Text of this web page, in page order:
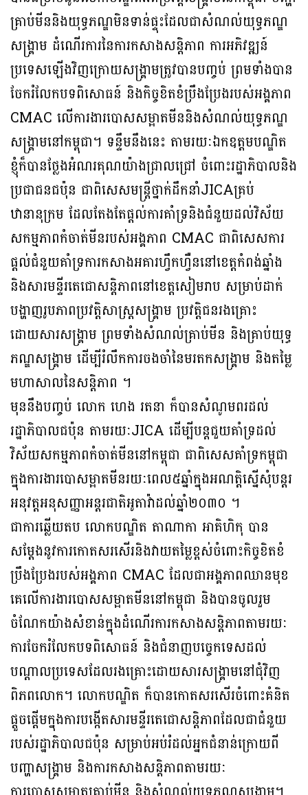
គ្រាប់មីននិងយុទ្ធភណ្ឌមិនទាន់ផ្ទុះដែលជាសំណល់យុទ្ធភណ្ឌ
សង្គ្រាម ដំណើរការនៃការកសាងសន្តិភាព ការអភិវឌ្ឍន៍
ប្រទេសឡើងវិញក្រោយសង្គ្រាមត្រូវបានបញ្ចប់ ព្រមទាំងបាន
ចែករំលែកបទពិសោធន៍ និងកិច្ចខិតខំប្រឹងប្រែងរបស់អង្គភាព
CMAC លើការងារបោសសម្អាតមីននិងសំណល់យុទ្ធភណ្ឌ
សង្គ្រាមនៅកម្ពុជា។ ទន្ទឹមនឹងនេះ តាមរយៈឯកឧត្តមបណ្ឌិត
ខ្ញុំក៏បានថ្លែងអំណរគុណយ៉ាងជ្រាលជ្រៅ ចំពោះរដ្ឋាភិបាលនិង
ប្រជាជនជប៉ុន ជាពិសេសមន្ត្រីថ្នាក់ដឹកនាំJICAគ្រប់
ឋានានុក្រម ដែលតែងតែផ្ដល់ការគាំទ្រនិងជំនួយដល់វិស័យ
សកម្មភាពកំចាត់មីនរបស់អង្គភាព CMAC ជាពិសេសការ
ផ្ដល់ជំនួយគាំទ្រការកសាងអគារហ្វឹកហ្វឺននៅខេត្តកំពង់ឆ្នាំង
និងសារមន្ទីរតេជោសន្ដិភាពនៅខេត្តសៀមរាប សម្រាប់ដាក់
បង្ហាញរូបភាពប្រវត្តិសាស្ត្រសង្គ្រាម ប្រវត្តិជនរងគ្រោះ
ដោយសារសង្គ្រាម ព្រមទាំងសំណល់គ្រាប់មីន និងគ្រាប់យុទ្ធ
ភណ្ឌសង្គ្រាម ដើម្បីរំលឹកការចងចាំនៃមរតកសង្គ្រាម និងតម្លៃ
មហាសាលនៃសន្តិភាព ។
មុននឹងបញ្ចប់ លោក ហេង រតនា ក៏បានសំណូមពរដល់
រដ្ឋាភិបាលជប៉ុន តាមរយៈJICA ដើម្បីបន្ដជួយគាំទ្រដល់
វិស័យសកម្មភាពកំចាត់មីននៅកម្ពុជា ជាពិសេសគាំទ្រកម្ពុជា
ក្នុងការងារបោសម្អាតមីនរយៈពេល៥ឆ្នាំក្នុងអណត្តិស្នើសុំបន្តរ
អនុវត្តអនុសញ្ញាអន្ដរជាតិអូតាវ៉ាដល់ឆ្នាំ២០៣០ ។
ជាការឆ្លើយតប លោកបណ្ឌិត តាណាកា អាគិហិកុ បាន
សម្តែងនូវការកោតសរសើរនិងវាយតម្លៃខ្ពស់ចំពោះកិច្ចខិតខំ
ប្រឹងប្រែងរបស់អង្គភាព CMAC ដែលជាអង្គភាពឈានមុខ
គេលើការងារបោសសម្អាតមីននៅកម្ពុជា និងបានចូលរួម
ចំណែកយ៉ាងសំខាន់ក្នុងដំណើរការកសាងសន្ដិភាពតាមរយៈ
ការចែករំលែកបទពិសោធន៍ និងជំនាញបច្ចេកទេសដល់
បណ្ដាលប្រទេសដែលរងគ្រោះដោយសារសង្គ្រាមនៅជុំវិញ
ពិភពលោក។ លោកបណ្ឌិត ក៏បានកោតសរសើរចំពោះគំនិត
ផ្តួចផ្តើមក្នុងការបង្កើតសារមន្ទីរតេជោសន្តិភាពដែលជាជំនួយ
របស់រដ្ឋាភិបាលជប៉ុន សម្រាប់អប់រំដល់អ្នកជំនាន់ក្រោយពី
បញ្ហាសង្រ្គាម និងការកសាងសន្តិភាពតាមរយៈ